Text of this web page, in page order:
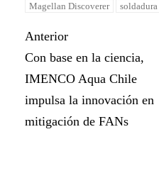
Magellan Discoverer
soldadura
Anterior
Con base en la ciencia,
IMENCO Aqua Chile
impulsa la innovación en
mitigación de FANs